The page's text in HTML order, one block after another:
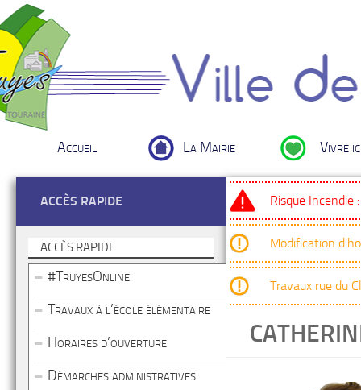
Accueil La Mairie Vivre
Risque Incendie
Modification
Travaux rue du
ACCÈS RAPIDE
ACCÈS RAPIDE
#TruyesOnline
Travaux à l’école élémentaire
Horaires d’ouverture
Démarches administratives